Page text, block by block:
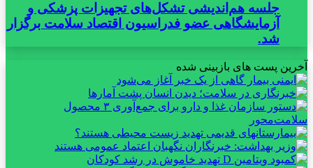
جلسه هم‌اندیشی تشکل‌های تجهیزات پزشکی و
آزمایشگاهی عضو فدراسیون اقتصاد سلامت برگزار
شد.
آخرین پست های بازبینی شده